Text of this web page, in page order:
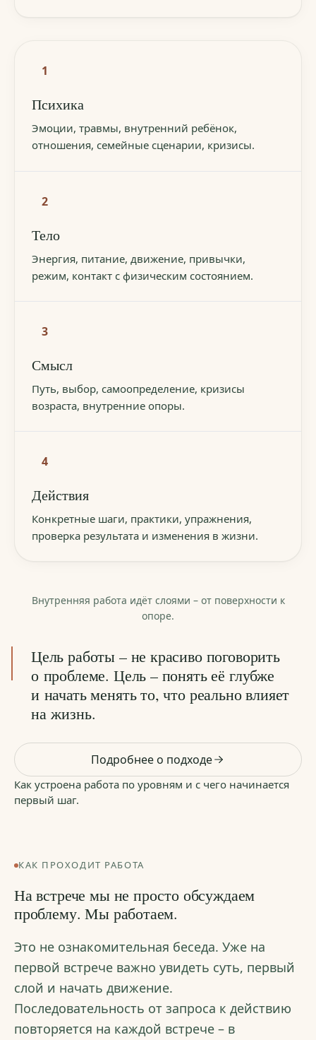
1
Психика
Эмоции, травмы, внутренний ребёнок,
отношения, семейные сценарии, кризисы.
2
Тело
Энергия, питание, движение, привычки,
режим, контакт с физическим состоянием.
3
Смысл
Путь, выбор, самоопределение, кризисы
возраста, внутренние опоры.
4
Действия
Конкретные шаги, практики, упражнения,
проверка результата и изменения в жизни.
Внутренняя работа идёт слоями – от поверхности к
опоре.
Цель работы – не красиво поговорить
о проблеме. Цель – понять её глубже
и начать менять то, что реально влияет
на жизнь.
Подробнее о подходе
Как устроена работа по уровням и с чего начинается
первый шаг.
КАК ПРОХОДИТ РАБОТА
На встрече мы не просто обсуждаем
проблему. Мы работаем.
Это не ознакомительная беседа. Уже на
первой встрече важно увидеть суть, первый
слой и начать движение.
Последовательность от запроса к действию
повторяется на каждой встрече – в